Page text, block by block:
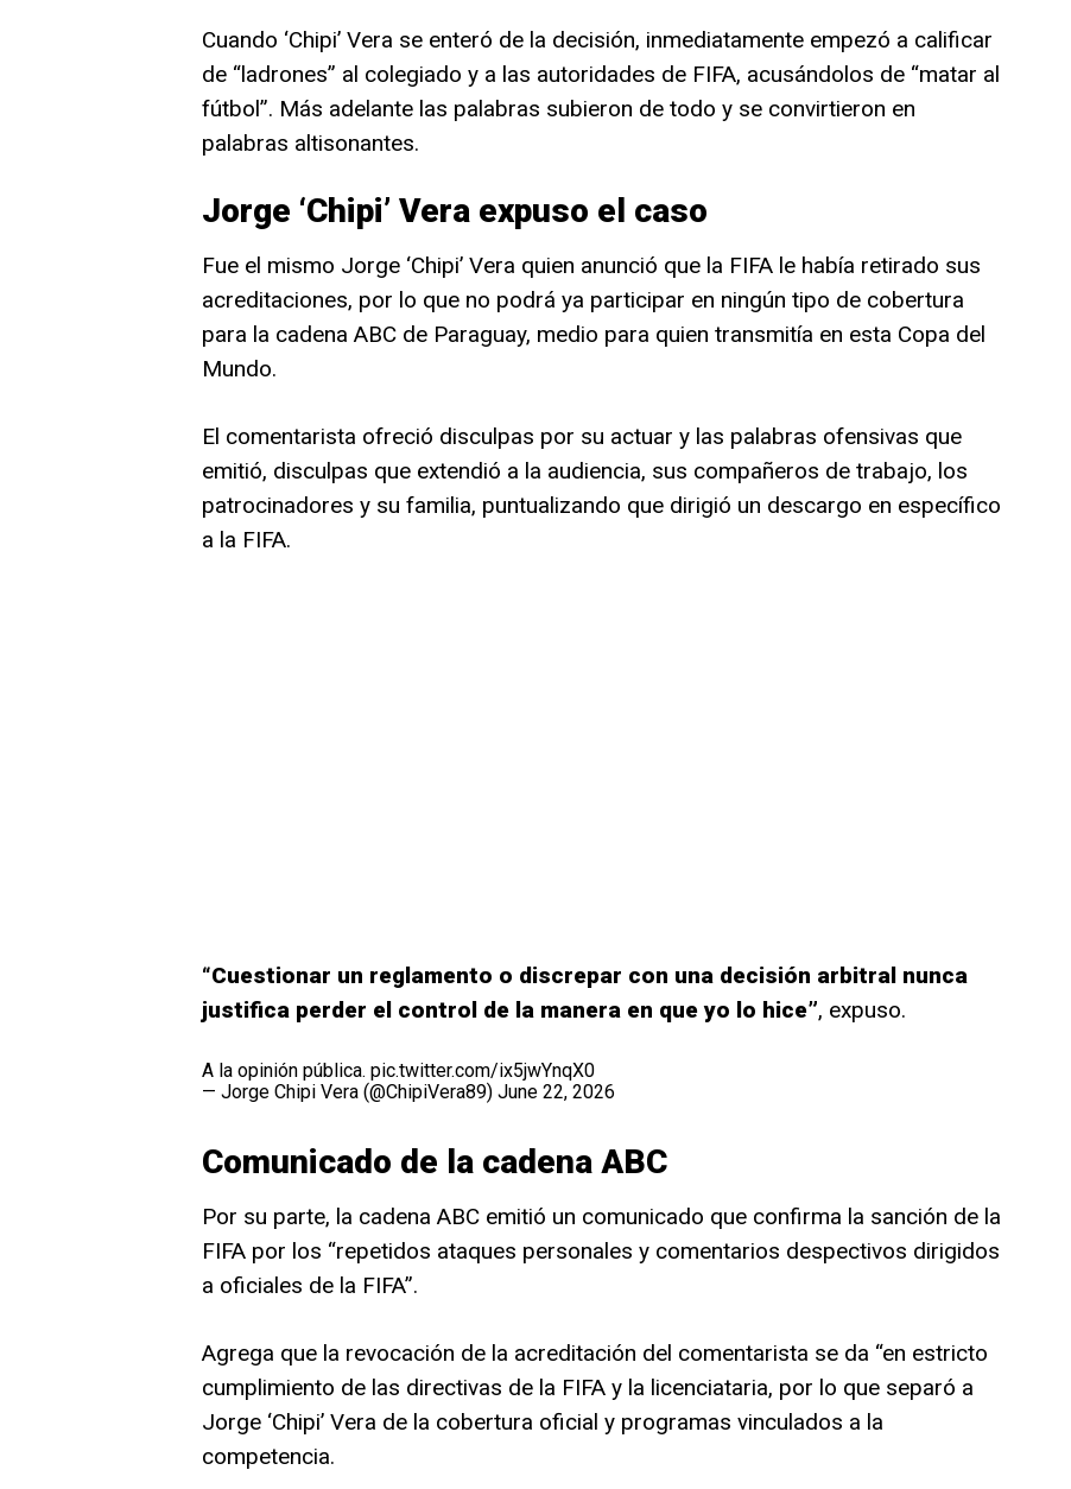
Cuando ‘Chipi’ Vera se enteró de la decisión, inmediatamente empezó a calificar
de “ladrones” al colegiado y a las autoridades de FIFA, acusándolos de “matar al
fútbol”. Más adelante las palabras subieron de todo y se convirtieron en
palabras altisonantes.
Jorge ‘Chipi’ Vera expuso el caso
Fue el mismo Jorge ‘Chipi’ Vera quien anunció que la FIFA le había retirado sus
acreditaciones, por lo que no podrá ya participar en ningún tipo de cobertura
para la cadena ABC de Paraguay, medio para quien transmitía en esta Copa del
Mundo.
El comentarista ofreció disculpas por su actuar y las palabras ofensivas que
emitió, disculpas que extendió a la audiencia, sus compañeros de trabajo, los
patrocinadores y su familia, puntualizando que dirigió un descargo en específico
a la FIFA.
“Cuestionar un reglamento o discrepar con una decisión arbitral nunca
justifica perder el control de la manera en que yo lo hice”, expuso.
A la opinión pública. pic.twitter.com/ix5jwYnqX0
— Jorge Chipi Vera (@ChipiVera89) June 22, 2026
Comunicado de la cadena ABC
Por su parte, la cadena ABC emitió un comunicado que confirma la sanción de la
FIFA por los “repetidos ataques personales y comentarios despectivos dirigidos
a oficiales de la FIFA”.
Agrega que la revocación de la acreditación del comentarista se da “en estricto
cumplimiento de las directivas de la FIFA y la licenciataria, por lo que separó a
Jorge ‘Chipi’ Vera de la cobertura oficial y programas vinculados a la
competencia.